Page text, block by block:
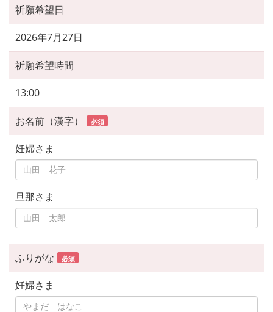
祈願希望日
2026年7月27日
祈願希望時間
13:00
お名前（漢字） 必須
妊婦さま
旦那さま
ふりがな 必須
妊婦さま